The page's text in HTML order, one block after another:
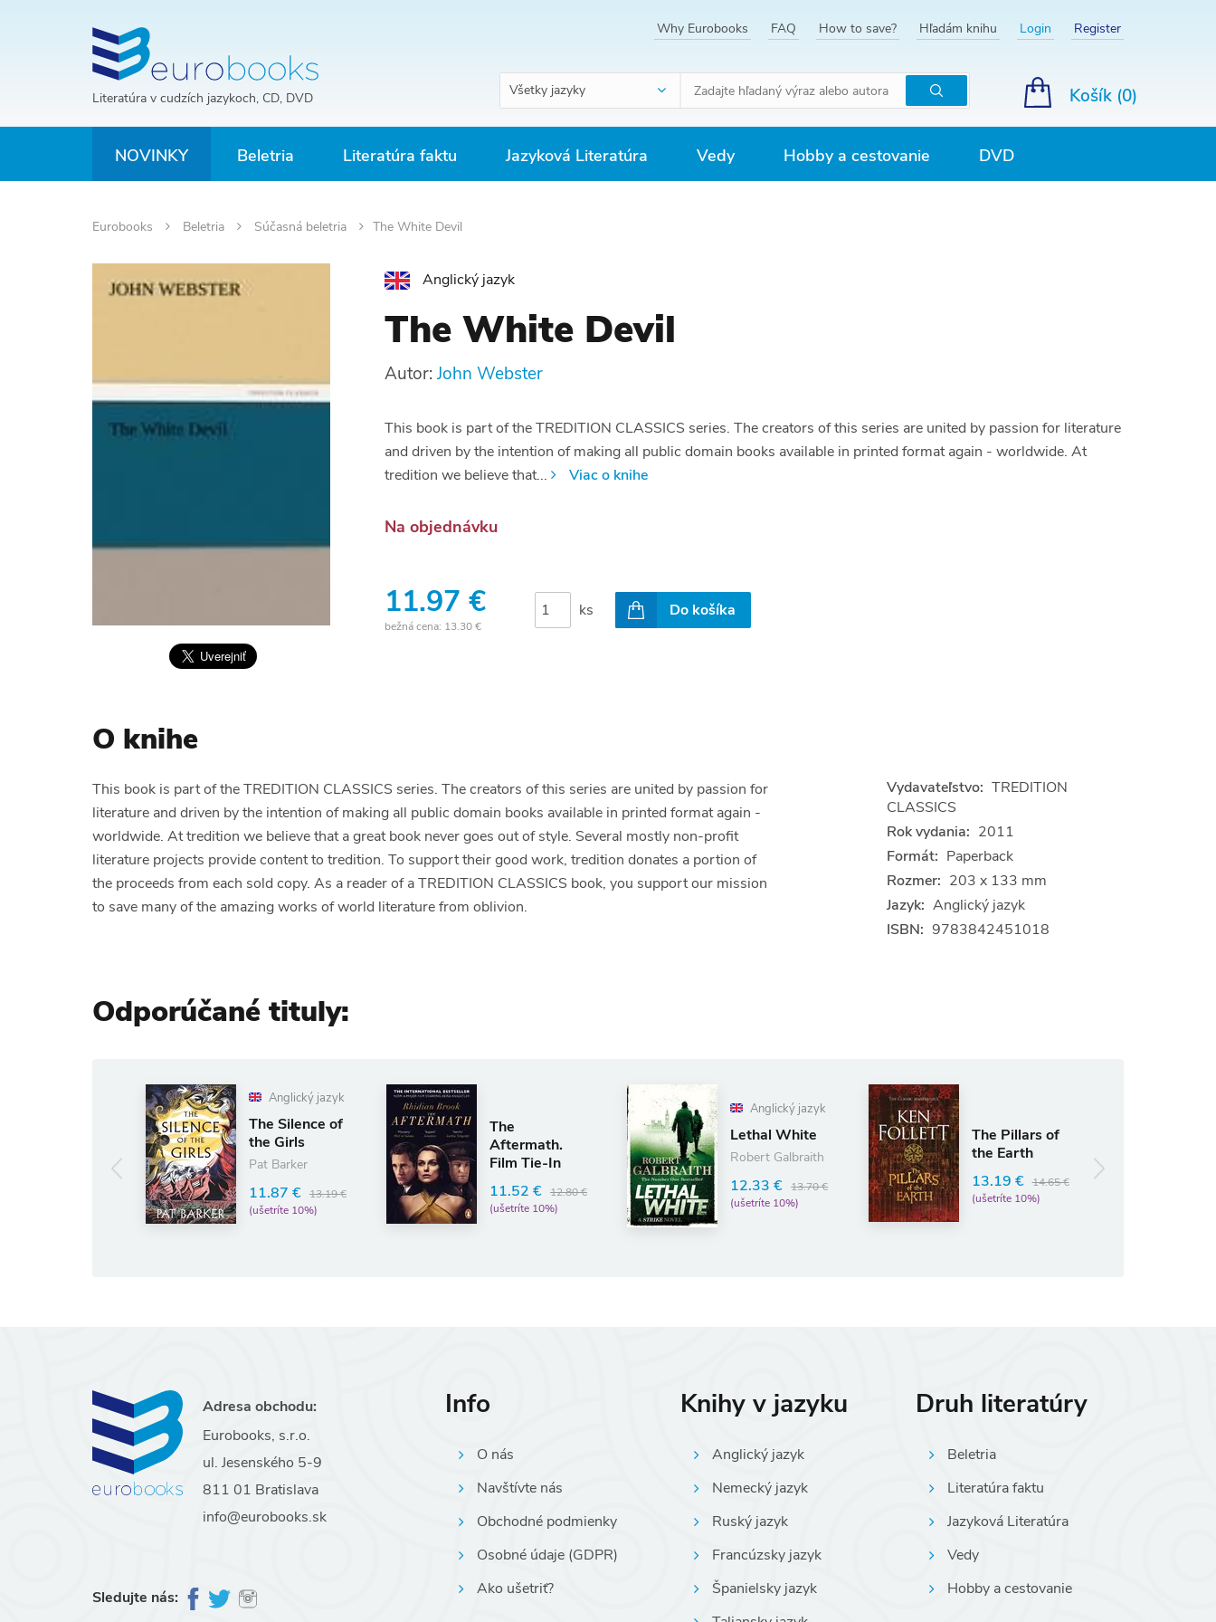
Literatúra v cudzích jazykoch, CD, DVD
Why Eurobooks FAQ How to save? Hľadám knihu Login Register
Všetky jazyky
Hľadať
Košík (0)
NOVINKY Beletria Literatúra faktu Jazyková Literatúra Vedy Hobby a cestovanie DVD
Eurobooks Beletria Súčasná beletria The White Devil
Anglický jazyk
The White Devil
Autor: John Webster
This book is part of the TREDITION CLASSICS series. The creators of this series are united by passion for literature
and driven by the intention of making all public domain books available in printed format again - worldwide. At
tredition we believe that...
Viac o knihe
Na objednávku
11.97 €
bežná cena: 13.30 €
ks Do košíka
O knihe
This book is part of the TREDITION CLASSICS series. The creators of this series are united by passion for
literature and driven by the intention of making all public domain books available in printed format again -
worldwide. At tredition we believe that a great book never goes out of style. Several mostly non-profit
literature projects provide content to tredition. To support their good work, tredition donates a portion of
the proceeds from each sold copy. As a reader of a TREDITION CLASSICS book, you support our mission
to save many of the amazing works of world literature from oblivion.
Vydavateľstvo: TREDITION
CLASSICS
Rok vydania: 2011
Formát: Paperback
Rozmer: 203 x 133 mm
Jazyk: Anglický jazyk
ISBN: 9783842451018
Odporúčané tituly:
Anglický jazyk
The Silence of
the Girls
Pat Barker
11.87 € 13.19 €
(ušetríte 10%)
The
Aftermath.
Film Tie-In
11.52 € 12.80 €
(ušetríte 10%)
Anglický jazyk
Lethal White
Robert Galbraith
12.33 € 13.70 €
(ušetríte 10%)
The Pillars of
the Earth
13.19 € 14.65 €
(ušetríte 10%)
Adresa obchodu:
Eurobooks, s.r.o.
ul. Jesenského 5-9
811 01 Bratislava
info@eurobooks.sk
Sledujte nás:
Info
O nás
Navštívte nás
Obchodné podmienky
Osobné údaje (GDPR)
Ako ušetriť?
Knihy v jazyku
Anglický jazyk
Nemecký jazyk
Ruský jazyk
Francúzsky jazyk
Španielsky jazyk
Druh literatúry
Beletria
Literatúra faktu
Jazyková Literatúra
Vedy
Hobby a cestovanie